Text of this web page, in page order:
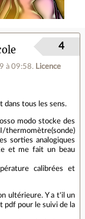
à 09:58. Licence
4
dans tous les sens.
modo stocke des
thermomètre(sonde)
sorties analogiques
et me fait un beau
calibrées et
ultérieure. Y a t'il un
pdf pour le suivi de la